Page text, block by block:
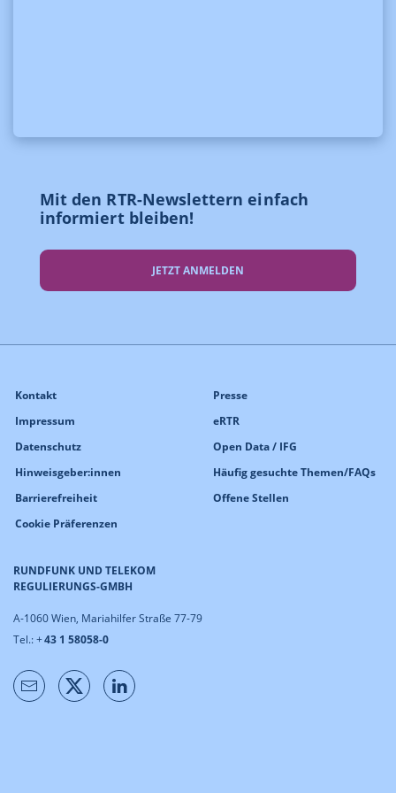
Mit den RTR-Newslettern einfach
informiert bleiben!
JETZT ANMELDEN
RUNDFUNK UND TELEKOM
REGULIERUNGS-GMBH
A-1060 Wien, Mariahilfer Straße 77-79
Tel.: +43 1 58058-0
Kontakt
Impressum
Datenschutz
Hinweisgeber:innen
Barrierefreiheit
Cookie Präferenzen
Presse
eRTR
Open Data / IFG
Häufig gesuchte Themen/FAQs
Offene Stellen